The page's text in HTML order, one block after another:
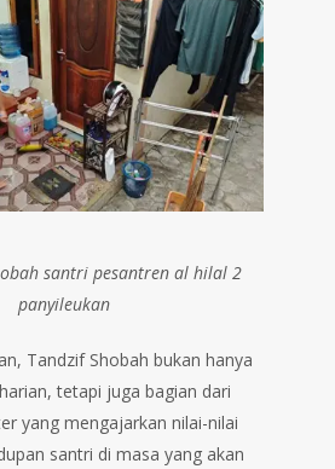
santri pesantren al hilal 2
panyileukan
Tandzif Shobah bukan hanya
tetapi juga bagian dari
yang mengajarkan nilai-nilai
santri di masa yang akan